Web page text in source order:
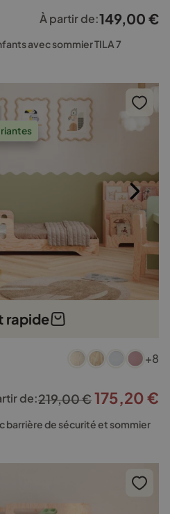
À partir de:149,00 €
avec sommier TILA 7
rapide
+8
de:219,00€Le
prix
219,00 €.
175,20€
barrière de sécurité et sommier